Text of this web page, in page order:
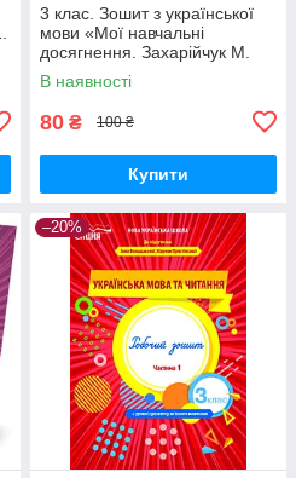
3 клас. Зошит з української
мови «Мої навчальні
досягнення. Захарійчук М.
Грамота
В наявності
80 ₴ 100 ₴
Купити
–20%